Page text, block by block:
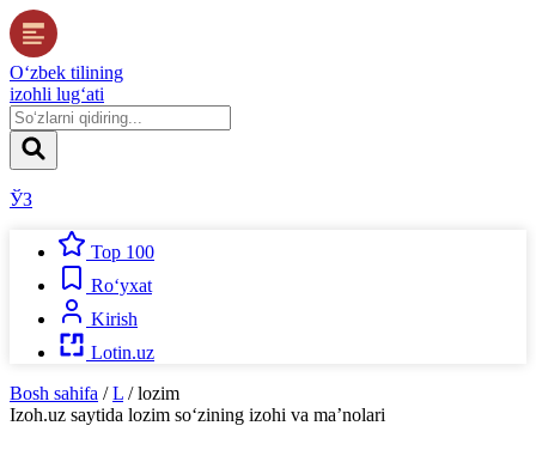
O‘zbek tilining
izohli lug‘ati
ЎЗ
Top 100
Ro‘yxat
Kirish
Lotin.uz
Bosh sahifa / L / lozim
Izoh.uz saytida lozim so‘zining izohi va ma’nolari